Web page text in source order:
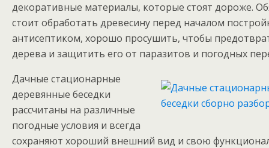
декоративные материалы, которые стоят дороже.
стоит обработать древесину перед началом
антисептиком, хорошо просушить, чтобы
дерева и защитить его от паразитов и погодных
Дачные стационарные
деревянные беседки
рассчитаны на различные
погодные условия и всегда
сохраняют хороший внешний вид и свою